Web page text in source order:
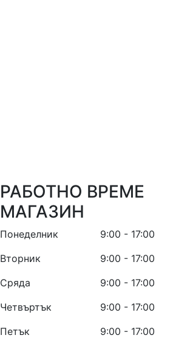
РАБОТНО ВРЕМЕ
МАГАЗИН
Понеделник
9:00 - 17:00
Вторник
9:00 - 17:00
Сряда
9:00 - 17:00
Четвъртък
9:00 - 17:00
Петък
9:00 - 17:00